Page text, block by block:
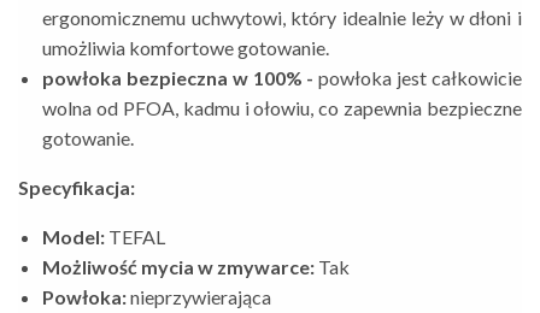
ergonomicznemu uchwytowi, który idealnie leży w dłoni i
umożliwia komfortowe gotowanie.
powłoka bezpieczna w 100% - powłoka jest całkowicie
wolna od PFOA, kadmu i ołowiu, co zapewnia bezpieczne
gotowanie.
Specyfikacja:
Model: TEFAL
Możliwość mycia w zmywarce: Tak
Powłoka:nieprzywierająca